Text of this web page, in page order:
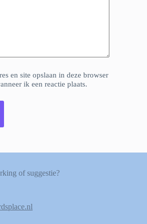
en site opslaan in deze browser
ik een reactie plaats.
of suggestie?